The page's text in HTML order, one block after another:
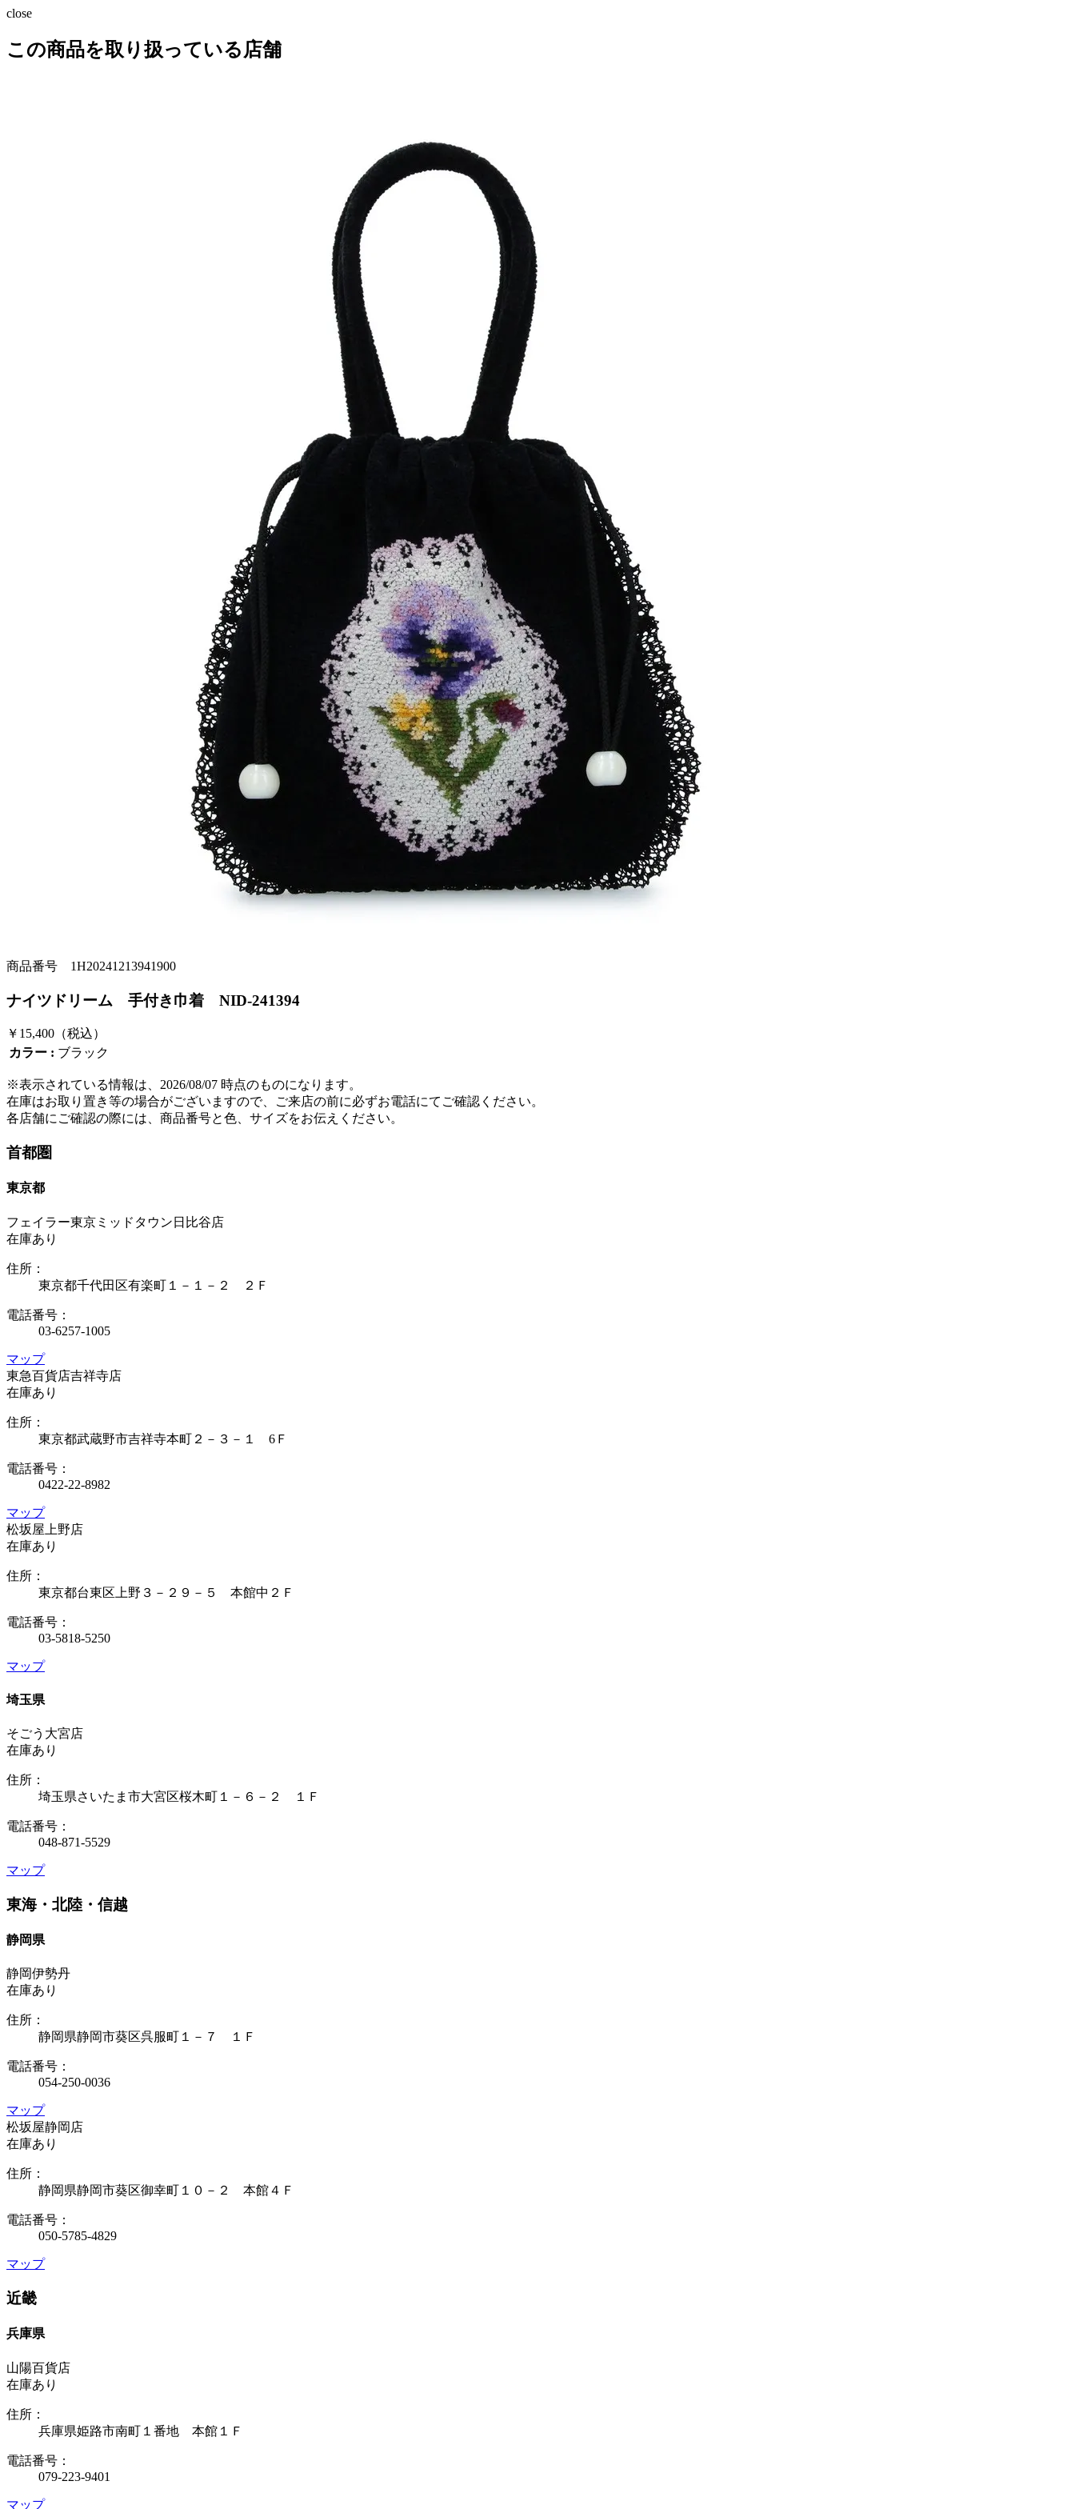
close
この商品を取り扱っている店舗
商品番号 1H20241213941900
ナイツドリーム 手付き巾着 NID-241394
￥15,400 （税込）
カラー : ブラック
※表示されている情報は、2026/08/07 時点のものになります。
在庫はお取り置き等の場合がございますので、ご来店の前に必ずお電話にてご確認ください。
各店舗にご確認の際には、商品番号と色、サイズをお伝えください。
首都圏
東京都
フェイラー東京ミッドタウン日比谷店
在庫あり
住所：
東京都千代田区有楽町１－１－２ ２Ｆ
電話番号：
03-6257-1005
マップ
東急百貨店吉祥寺店
在庫あり
住所：
東京都武蔵野市吉祥寺本町２－３－１ 6Ｆ
電話番号：
0422-22-8982
マップ
松坂屋上野店
在庫あり
住所：
東京都台東区上野３－２９－５ 本館中２Ｆ
電話番号：
03-5818-5250
マップ
埼玉県
そごう大宮店
在庫あり
住所：
埼玉県さいたま市大宮区桜木町１－６－２ １Ｆ
電話番号：
048-871-5529
マップ
東海・北陸・信越
静岡県
静岡伊勢丹
在庫あり
住所：
静岡県静岡市葵区呉服町１－７ １Ｆ
電話番号：
054-250-0036
マップ
松坂屋静岡店
在庫あり
住所：
静岡県静岡市葵区御幸町１０－２ 本館４Ｆ
電話番号：
050-5785-4829
マップ
近畿
兵庫県
山陽百貨店
在庫あり
住所：
兵庫県姫路市南町１番地 本館１Ｆ
電話番号：
079-223-9401
マップ